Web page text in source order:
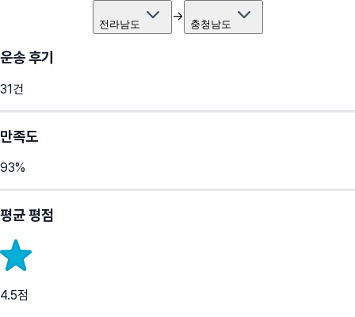
전라남도 → 충청남도
운송 후기
31건
만족도
93%
평균 평점
4.5점